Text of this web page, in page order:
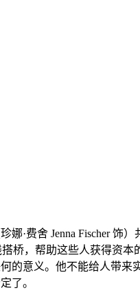
·费舍 Jenna Fischer 饰
搭桥，帮助这些人获得
的意义。他不能给人带来
了。